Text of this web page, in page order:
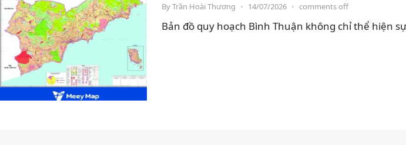
ByTrần Hoài Thương • 14/07/2026 • comments off
Bản đồ quy hoạch Bình Thuận không chỉ thể hiện